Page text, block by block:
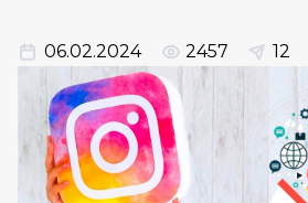
06.02.2024 2457 12